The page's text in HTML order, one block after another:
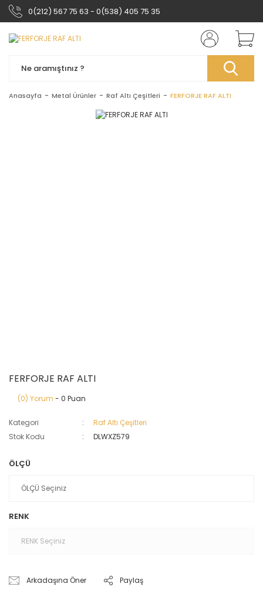
0(212) 567 75 63 - 0(538) 405 75 35
Anasayfa Metal Ürünler Raf Altı Çeşitleri FERFORJE RAF ALTI
FERFORJE RAF ALTI
(0) Yorum - 0 Puan
Kategori
Raf Altı Çeşitleri
Stok Kodu
DLWXZ579
ÖLÇÜ
RENK
Arkadaşına Öner Paylaş